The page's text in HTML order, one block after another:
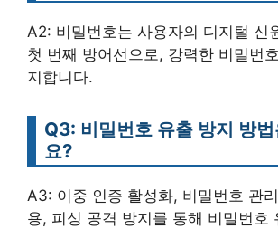
A2: 비밀번호는 사용자의 디지털 신
첫 번째 방어선으로, 강력한 비밀번
지합니다.
Q3: 비밀번호 유출 방지 방
요?
A3: 이중 인증 활성화, 비밀번호 관
용, 피싱 공격 방지를 통해 비밀번호